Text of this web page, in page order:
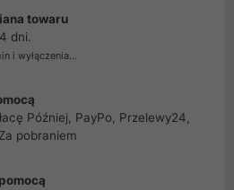
towaru
dni.
i wyłączenia...
Później, PayPo, Przelewy24,
pobraniem